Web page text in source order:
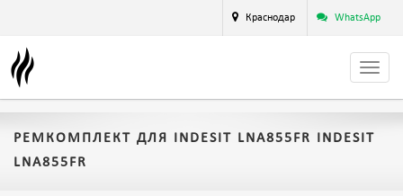
Краснодар WhatsApp
РЕМКОМПЛЕКТ ДЛЯ INDESIT LNA855FR INDESIT
LNA855FR